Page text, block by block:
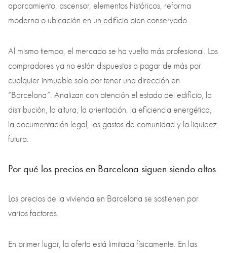
aparcamiento, ascensor, elementos históricos, reforma
moderna o ubicación en un edificio bien conservado.
Al mismo tiempo, el mercado se ha vuelto más profesional. Los
compradores ya no están dispuestos a pagar de más por
cualquier inmueble solo por tener una dirección en
“Barcelona”. Analizan con atención el estado del edificio, la
distribución, la altura, la orientación, la eficiencia energética,
la documentación legal, los gastos de comunidad y la liquidez
futura.
Por qué los precios en Barcelona siguen siendo altos
Los precios de la vivienda en Barcelona se sostienen por
varios factores.
En primer lugar, la oferta está limitada físicamente. En las